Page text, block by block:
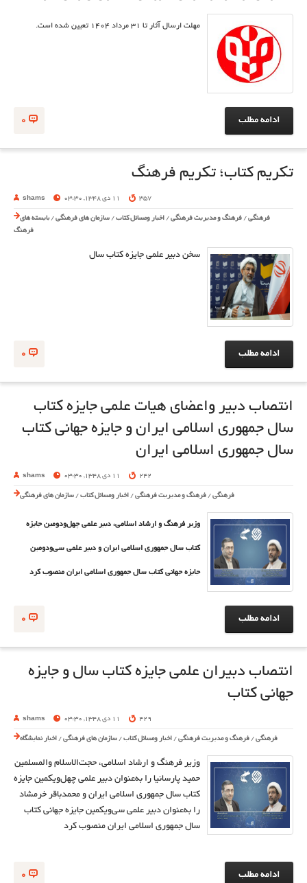
مهلت ارسال آثار تا ۳۱ مرداد ۱۴۰۴ تعیین شده است.
0 ادامه مطلب
تکریم کتاب؛ تکریم فرهنگ
shams 11 دی 1348, 03:30 357
فرهنگی / فرهنگ و مدیریت فرهنگی / اخبار ومسائل کتاب / سازمان های فرهنگی /بایسته های
فرهنگ
سخن دبیر علمی جایزه کتاب سال
0 ادامه مطلب
انتصاب دبیر واعضای هیات علمی جایزه کتاب
سال جمهوری اسلامی ایران و جایزه جهانی کتاب
سال جمهوری اسلامی ایران
shams 11 دی 1348, 03:30 242
فرهنگی / فرهنگ و مدیریت فرهنگی / اخبار ومسائل کتاب / سازمان های فرهنگی
وزیر فرهنگ و ارشاد اسلامی، دبیر علمی چهل‌ودومین جایزه
کتاب سال جمهوری اسلامی ایران و دبیر علمی سی‌ودومین
جایزه جهانی کتاب سال جمهوری اسلامی ایران منصوب کرد
0 ادامه مطلب
انتصاب دبیران علمی جایزه کتاب سال و جایزه
جهانی کتاب
shams 11 دی 1348, 03:30 429
فرهنگی / فرهنگ و مدیریت فرهنگی / اخبار ومسائل کتاب / سازمان های فرهنگی / اخبار نمایشگاه
وزیر فرهنگ و ارشاد اسلامی، حجت‌الاسلام والمسلمین
حمید پارسانیا را به‌عنوان دبیر علمی چهل‌ویکمین جایزه
کتاب سال جمهوری اسلامی ایران و محمدباقر خرمشاد
را به‌عنوان دبیر علمی سی‌ویکمین جایزه جهانی کتاب
سال جمهوری اسلامی ایران منصوب کرد
0 ادامه مطلب